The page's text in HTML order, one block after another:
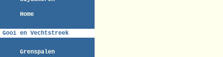
Home
Gooi en Vechtstreek
Grenspalen